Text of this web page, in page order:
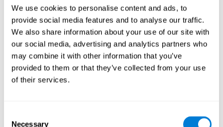
We use cookies to personalise content and ads, to
provide social media features and to analyse our traffic.
We also share information about your use of our site with
our social media, advertising and analytics partners who
may combine it with other information that you’ve
provided to them or that they’ve collected from your use
of their services.
Necessary
mais ágeis e eficazes no momento de responder aos
estímulos e situações. Por exemplo, quando nos perguntam
numa entrevista e devemos responder rapidamente e bem.
Coordenação olho-mão:Este jogo mental foi desenhado para
que tenhamos que levar a personagem onde estão os
objectivos, evitando os obstáculos. Ao practicar estes
exercícios, estamos a estimular a nossa coordenação óculo-
motora. Melhorar esta habilidade pode ajudar-nos a ser